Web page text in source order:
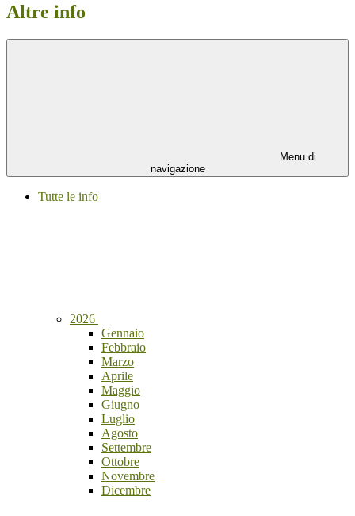
Altre info
Menu di
navigazione
Tutte le info
2026
Gennaio
Febbraio
Marzo
Aprile
Maggio
Giugno
Luglio
Agosto
Settembre
Ottobre
Novembre
Dicembre